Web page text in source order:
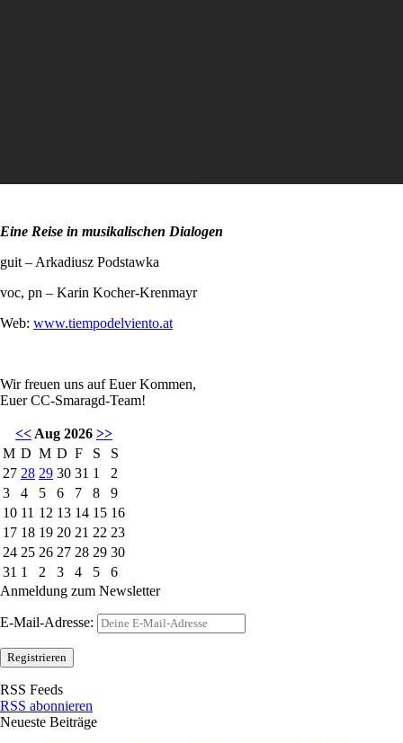
Eine Reise in musikalischen Dialogen
guit – Arkadiusz Podstawka
voc, pn – Karin Kocher-Krenmayr
Web: www.tiempodelviento.at
Wir freuen uns auf Euer Kommen,
Euer CC-Smaragd-Team!
<< Aug 2026 >>
M D M D F S
S
27 28 29 30 31 1
2
3
4 5 6 7 8
9
10 11 12 13 14 15 16
17 18 19 20 21 22 23
24 25 26 27 28 29 30
31 1 2 3 4 5
6
Anmeldung zum Newsletter
E-Mail-Adresse:
RSS Feeds
RSS abonnieren
Neueste Beiträge